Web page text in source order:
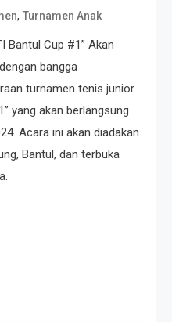
, Turnamen Anak
Bantul Cup #1” Akan
bangga
turnamen tenis junior
yang akan berlangsung
Acara ini akan diadakan
Bantul, dan terbuka